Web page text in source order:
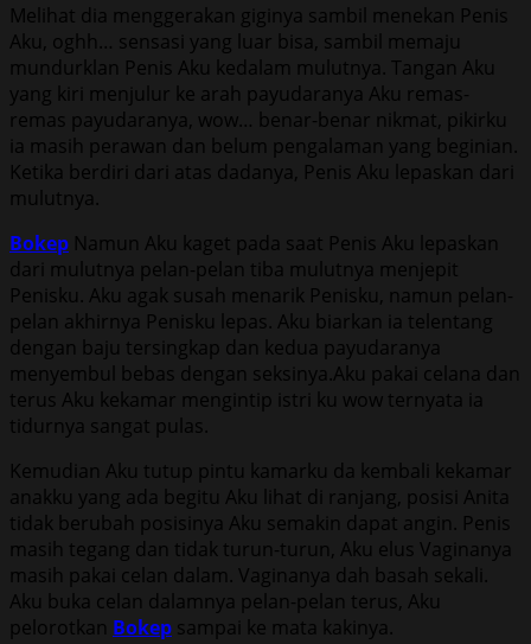
Melihat dia menggerakan giginya sambil menekan Penis
Aku, oghh… sensasi yang luar bisa, sambil memaju
mundurklan Penis Aku kedalam mulutnya. Tangan Aku
yang kiri menjulur ke arah payudaranya Aku remas-
remas payudaranya, wow… benar-benar nikmat, pikirku
ia masih perawan dan belum pengalaman yang beginian.
Ketika berdiri dari atas dadanya, Penis Aku lepaskan dari
mulutnya.
Bokep Namun Aku kaget pada saat Penis Aku lepaskan
dari mulutnya pelan-pelan tiba mulutnya menjepit
Penisku. Aku agak susah menarik Penisku, namun pelan-
pelan akhirnya Penisku lepas. Aku biarkan ia telentang
dengan baju tersingkap dan kedua payudaranya
menyembul bebas dengan seksinya.Aku pakai celana dan
terus Aku kekamar mengintip istri ku wow ternyata ia
tidurnya sangat pulas.
Kemudian Aku tutup pintu kamarku da kembali kekamar
anakku yang ada begitu Aku lihat di ranjang, posisi Anita
tidak berubah posisinya Aku semakin dapat angin. Penis
masih tegang dan tidak turun-turun, Aku elus Vaginanya
masih pakai celan dalam. Vaginanya dah basah sekali.
Aku buka celan dalamnya pelan-pelan terus, Aku
pelorotkan Bokep sampai ke mata kakinya.